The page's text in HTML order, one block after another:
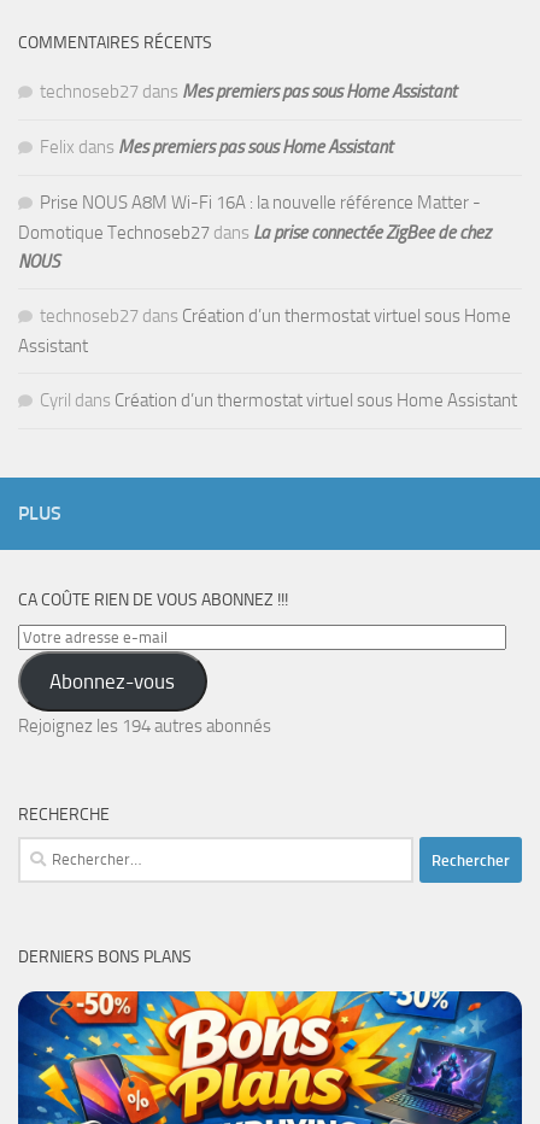
COMMENTAIRES RÉCENTS
technoseb27 dans Mes premiers pas sous Home Assistant
Felix dans Mes premiers pas sous Home Assistant
Prise NOUS A8M Wi-Fi 16A : la nouvelle référence Matter -
Domotique Technoseb27 dans La prise connectée ZigBee de chez
NOUS
technoseb27 dans Création d’un thermostat virtuel sous Home
Assistant
Cyril dans Création d’un thermostat virtuel sous Home Assistant
PLUS
CA COÛTE RIEN DE VOUS ABONNEZ !!!
Votre
adresse
e-
mail
Abonnez-vous
Rejoignez les 194 autres abonnés
RECHERCHE
Rechercher :
DERNIERS BONS PLANS